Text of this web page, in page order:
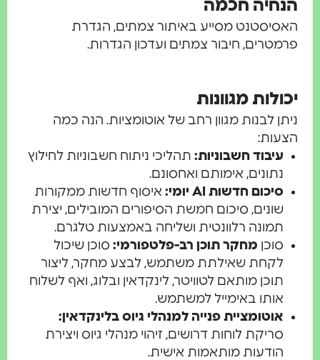
חכמה
מסייע באיתור צמתים, הגדרת
חיבור צמתים ועדכון הגדרות.
מגוונות
לבנות מגוון רחב של אוטומציות. הנה כמה
עיבוד חשבוניות:תהליכי ניתוח חשבוניות לחילוץ
נתונים, אימותם ואחסונם.
סיכום חדשות AI יומי:
איסוף חדשות ממקורות
שונים, סיכום חמשת הסיפורים המובילים, יצירת
תמונה רלוונטית ושליחה באמצעות טלגרם.
מחקר תוכן רב-פלטפורמי:סוכן שיכול
לקחת שאילתת משתמש, לבצע מחקר, ליצור
תוכן מותאם לטוויטר, לינקדאין ובלוג, ואף לשלוח
אותו באימייל למשתמש.
אוטומציית פנייה למנהלי גיוס בלינקדאין:
סריקת לוחות דרושים, זיהוי מנהלי גיוס ויצירת
הודעות מותאמות אישית.